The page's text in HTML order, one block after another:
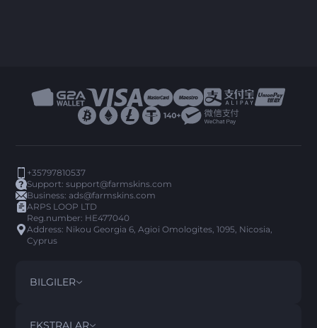
+35797810537
Support:support@farmskins.com
Business:ads@farmskins.com
ARPS LOOP LTD
Reg.number: HE477040
Address: Nikou Georgia 6, Agioi Omologites, 1095, Nicosia,
Cyprus
BILGILER
ŞARTLAR VE KOŞULLAR
EKSTRALAR